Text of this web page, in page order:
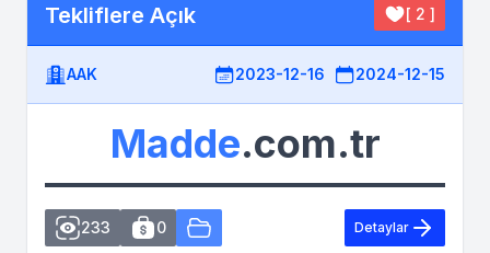
Tekliflere Açık [ 2 ]
AAK 2023-12-16 2024-12-15
Madde.com.tr
233 0 Detaylar